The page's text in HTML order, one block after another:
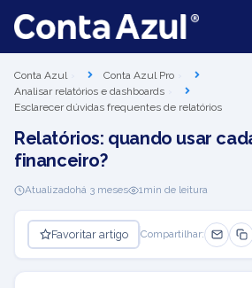
Conta Azul
Conta Azul Pro
Analisar relatórios e dashboards
Esclarecer dúvidas frequentes de relatórios
Relatórios: quando usar
financeiro?
Atualizadohá 3 meses 1min de leitura
Favoritar artigo Compartilhar: